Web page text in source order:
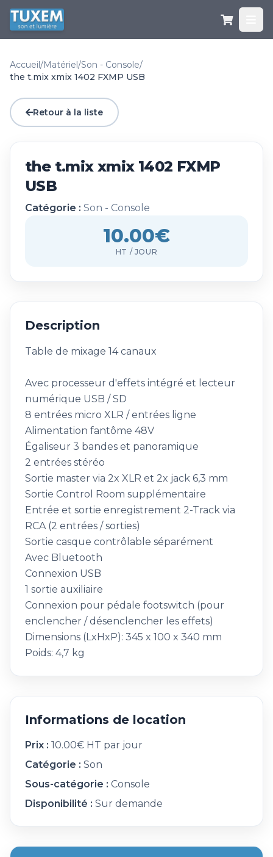
Accueil/Matériel/Son - Console/
the t.mix xmix 1402 FXMP USB
Retour à la liste
the t.mix xmix 1402 FXMP
USB
Catégorie : Son - Console
10.00€
HT / JOUR
Description
Table de mixage 14 canaux
Avec processeur d'effets intégré et lecteur
numérique USB / SD
8 entrées micro XLR / entrées ligne
Alimentation fantôme 48V
Égaliseur 3 bandes et panoramique
2 entrées stéréo
Sortie master via 2x XLR et 2x jack 6,3 mm
Sortie Control Room supplémentaire
Entrée et sortie enregistrement 2-Track via
RCA (2 entrées / sorties)
Sortie casque contrôlable séparément
Avec Bluetooth
Connexion USB
1 sortie auxiliaire
Connexion pour pédale footswitch (pour
enclencher / désenclencher les effets)
Dimensions (LxHxP): 345 x 100 x 340 mm
Poids: 4,7 kg
Informations de location
Prix : 10.00€ HT par jour
Catégorie : Son
Sous-catégorie : Console
Disponibilité : Sur demande